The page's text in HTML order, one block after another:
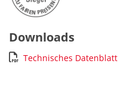
Downloads
Technisches Datenblatt